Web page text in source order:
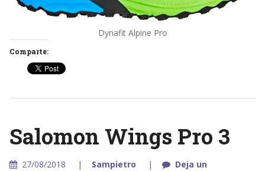
Dynafit Alpine Pro
Comparte:
Salomon Wings Pro 3
27/08/2018 Sampietro
Deja un